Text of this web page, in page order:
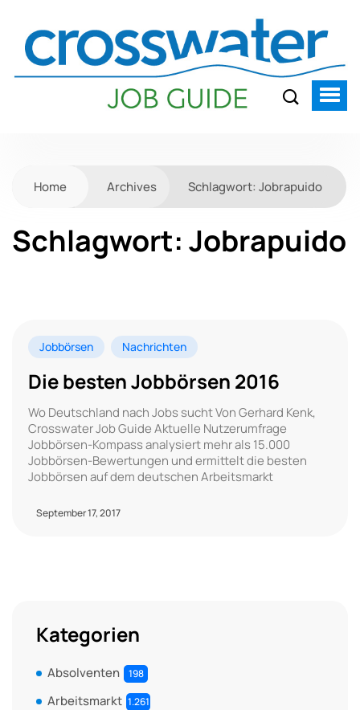
Home Archives Schlagwort: Jobrapuido
Schlagwort: Jobrapuido
Jobbörsen Nachrichten
Die besten Jobbörsen 2016
Wo Deutschland nach Jobs sucht Von Gerhard Kenk,
Crosswater Job Guide Aktuelle Nutzerumfrage
Jobbörsen-Kompass analysiert mehr als 15.000
Jobbörsen-Bewertungen und ermittelt die besten
Jobbörsen auf dem deutschen Arbeitsmarkt
September 17, 2017
Kategorien
Absolventen 198
Arbeitsmarkt 1.261